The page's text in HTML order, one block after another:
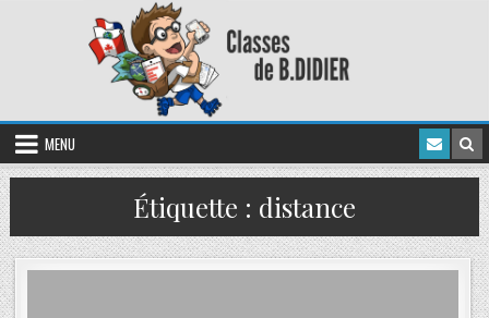
MENU
Étiquette : distance